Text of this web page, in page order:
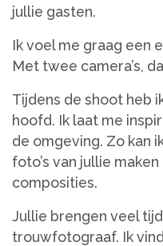
jullie gasten.
Ik voel me graag een
Met twee camera’s,
Tijdens de shoot heb
hoofd. Ik laat me
de omgeving. Zo kan
foto’s van jullie
composities.
Jullie brengen veel
trouwfotograaf. Ik